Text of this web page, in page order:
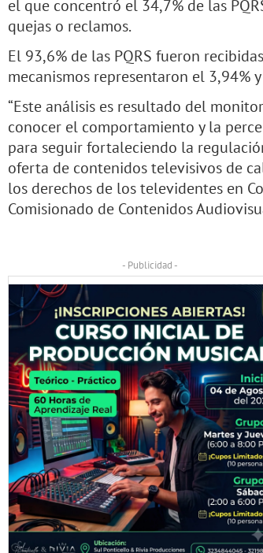
el que concentró el 34,7% de las
quejas o reclamos.
El 93,6% de las PQRS fueron
mecanismos representaron el 3,94%
“Este análisis es resultado del
conocer el comportamiento y la
para seguir fortaleciendo la
oferta de contenidos televisivos de
los derechos de los televidentes en
Comisionado de Contenidos
- Publicidad -